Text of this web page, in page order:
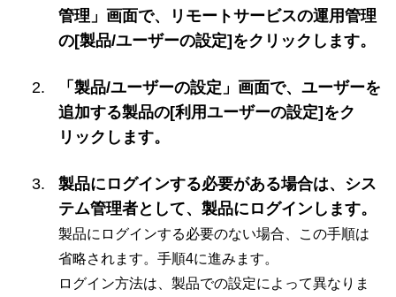
管理」画面で、リモートサービスの運用管理
の[製品/ユーザーの設定]をクリックします。
「製品/ユーザーの設定」画面で、ユーザーを
追加する製品の[利用ユーザーの設定]をク
リックします。
製品にログインする必要がある場合は、シス
テム管理者として、製品にログインします。
製品にログインする必要のない場合、この手順は
省略されます。手順4に進みます。
ログイン方法は、製品での設定によって異なりま